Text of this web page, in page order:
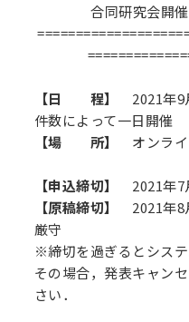
合同研究会開
【日 程】
2021年9
件数によって一日開催
【場 所】
オンラ
【申込締切】
2021年7
【原稿締切】
2021年8
厳守
※締切を過ぎるとシステ
その場合，発表キャン
さい．